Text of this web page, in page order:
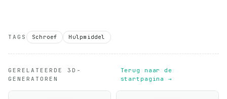
TAGS Schroef Hulpmiddel
GERELATEERDE 3D-
GENERATOREN
Terug naar de
startpagina →